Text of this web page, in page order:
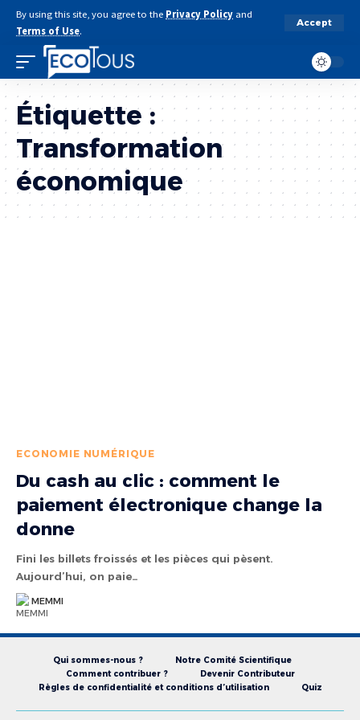
By using this site, you agree to the Privacy Policy and
Terms of Use.
Accept
Étiquette :
Transformation
économique
ECONOMIE NUMÉRIQUE
Du cash au clic : comment le
paiement électronique change la
donne
Fini les billets froissés et les pièces qui pèsent.
Aujourd’hui, on paie…
MEMMI
Qui sommes-nous ?
Notre Comité Scientifique
Comment contribuer ?
Devenir Contributeur
Règles de confidentialité et conditions d’utilisation
Quiz